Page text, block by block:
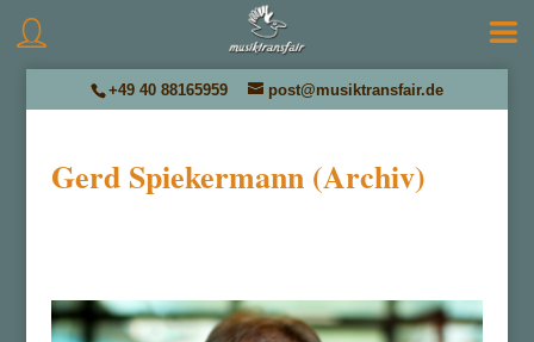
+49 40 88165959 post@musiktransfair.de
Gerd Spiekermann (Archiv)